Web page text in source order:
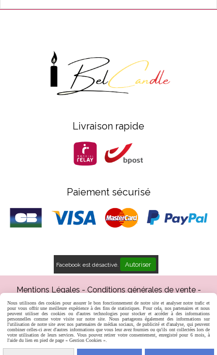
Livraison rapide
Paiement sécurisé
Facebook est désactivé. Autoriser
Mentions Légales
Conditions générales de vente
Gestion cookies
Mon Compte
Créer un site web
Inscription professionnels
Nous utilisons des cookies pour assurer le bon fonctionnement de notre site et analyser notre trafic et
pour vous offrir une meilleure expérience à des fins de statistiques. Pour cela, nos partenaires et nous
peuvent utiliser des cookies ou d'autres technologies pour stocker et accéder à des informations
personnelles comme votre visite sur notre site. Nous partageons également des informations sur
l'utilisation de notre site avec nos partenaires de médias sociaux, de publicité et d'analyse, qui peuvent
combiner celles-ci avec d'autres informations que vous leur avez fournies ou qu'ils ont collectées lors de
votre utilisation de leurs services. Vous pouvez retirer votre consentement, enregistré pour 6 mois, à
l'aide du lien en pied de page « Gestion Cookies ».